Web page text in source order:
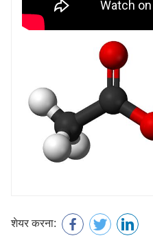
शेयर करना: